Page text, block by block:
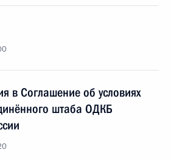
в Соглашение об условиях
штаба ОДКБ